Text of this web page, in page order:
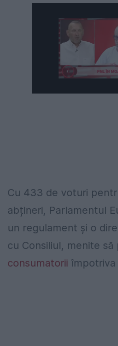
Cu 433 de voturi
abțineri, Parlamentul
un regulament și o
cu Consiliul, menite să
consumatorii